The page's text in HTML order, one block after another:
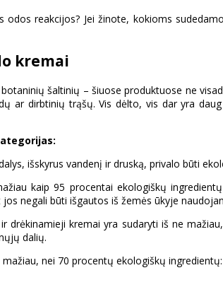
reakcijos? Jei žinote, kokioms
kremai
šaltinių – šiuose produktuose ne
ar dirbtinių trąšų. Vis dėlto, vis dar yra
išskyrus vandenį ir druską, privalo būti
kaip 95 procentai ekologiškų
negali būti išgautos iš žemės ūkyje
drėkinamieji kremai yra sudaryti iš ne
dalių.
nei 70 procentų ekologiškų